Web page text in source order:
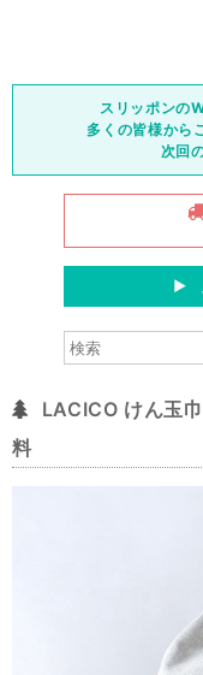
スリッポンの
多くの皆様から
次回
▶︎
LACICO けん玉
料